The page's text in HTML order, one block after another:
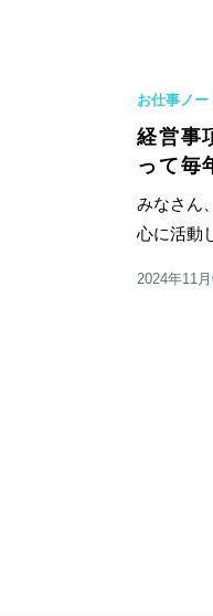
お仕事ノー
経営事
って毎
みなさん
心に活動
2024年11